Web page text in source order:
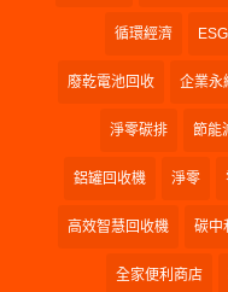
循環經濟 ESG
廢乾電池回收 企業永
淨零碳排 節能
鋁罐回收機 淨零
高效智慧回收機 碳中
全家便利商店